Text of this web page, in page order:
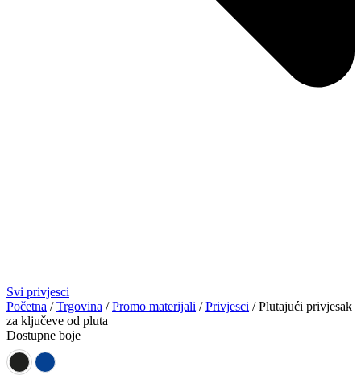
Svi privjesci
Početna /Trgovina /Promo materijali /Privjesci / Plutajući privjesak
za ključeve od pluta
Dostupne boje